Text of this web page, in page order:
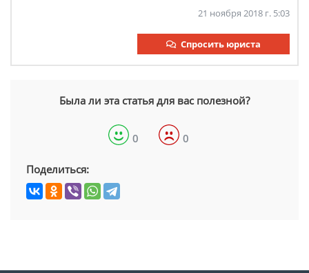
21 ноября 2018 г. 5:03
Спросить юриста
Была ли эта статья для вас полезной?
0 0
Поделиться: